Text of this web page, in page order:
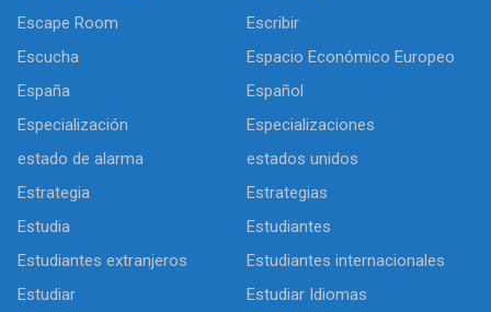
Escape Room
Escribir
Escucha
Espacio Económico Europeo
España
Español
Especialización
Especializaciones
estado de alarma
estados unidos
Estrategia
Estrategias
Estudia
Estudiantes
Estudiantes extranjeros
Estudiantes internacionales
Estudiar
Estudiar Idiomas